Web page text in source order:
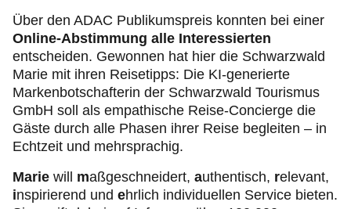
Über den ADAC Publikumspreis konnten bei einer
Online-Abstimmung alle Interessierten
entscheiden. Gewonnen hat hier die Schwarzwald
Marie mit ihren Reisetipps: Die KI-generierte
Markenbotschafterin der Schwarzwald Tourismus
GmbH soll als empathische Reise-Concierge die
Gäste durch alle Phasen ihrer Reise begleiten – in
Echtzeit und mehrsprachig.
Marie will maßgeschneidert, authentisch, relevant,
inspirierend und ehrlich individuellen Service bieten.